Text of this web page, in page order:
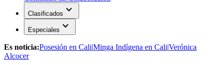
Clasificados expand_more
Especiales expand_more
Es noticia:Posesión en Cali|Minga Indígena en Cali|Verónica
Alcocer